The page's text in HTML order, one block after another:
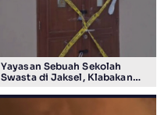
Yayasan Sebuah Sekolah
Swasta di Jaksel, Klabakan